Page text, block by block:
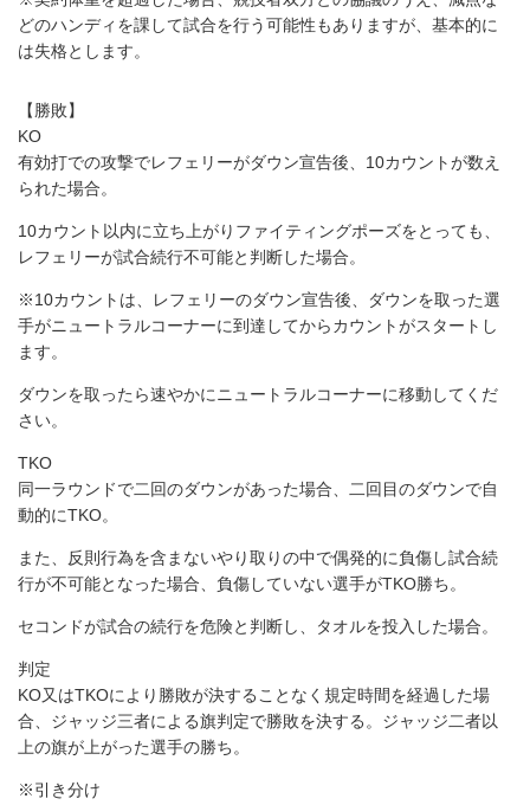
どのハンディを課して試合を行う可能性もありますが、基本的に
は失格とします。
【勝敗】
KO
有効打での攻撃でレフェリーがダウン宣告後、10カウントが数え
られた場合。
10カウント以内に立ち上がりファイティングポーズをとっても、
レフェリーが試合続行不可能と判断した場合。
※10カウントは、レフェリーのダウン宣告後、ダウンを取った選
手がニュートラルコーナーに到達してからカウントがスタートし
ます。
ダウンを取ったら速やかにニュートラルコーナーに移動してくだ
さい。
TKO
同一ラウンドで二回のダウンがあった場合、二回目のダウンで自
動的にTKO。
また、反則行為を含まないやり取りの中で偶発的に負傷し試合続
行が不可能となった場合、負傷していない選手がTKO勝ち。
セコンドが試合の続行を危険と判断し、タオルを投入した場合。
判定
KO又はTKOにより勝敗が決することなく規定時間を経過した場
合、ジャッジ三者による旗判定で勝敗を決する。ジャッジ二者以
上の旗が上がった選手の勝ち。
※引き分け